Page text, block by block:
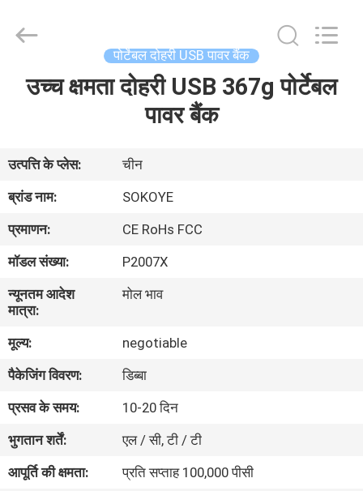
हमारे
बारे
कारखाना
गुणवत्ता
नियंत्रण
संपर्क
Electronic
Co.,Ltd.
पोर्टेबल दोहरी USB पावर बैंक
उच्च क्षमता दोहरी USB 367g पोर्टेबल
पावर बैंक
उत्पत्ति के प्लेस:
चीन
ब्रांड नाम:
SOKOYE
प्रमाणन:
CE RoHs FCC
मॉडल संख्या:
P2007X
न्यूनतम आदेश
मात्रा:
मोल भाव
मूल्य:
negotiable
पैकेजिंग विवरण:
डिब्बा
प्रसव के समय:
10-20 दिन
भुगतान शर्तें:
एल / सी, टी / टी
आपूर्ति की क्षमता:
प्रति सप्ताह 100,000 पीसी